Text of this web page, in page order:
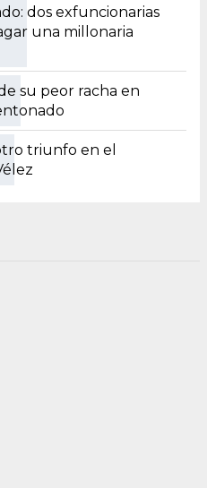
dos exfuncionarias
una millonaria
su peor racha en
triunfo en el